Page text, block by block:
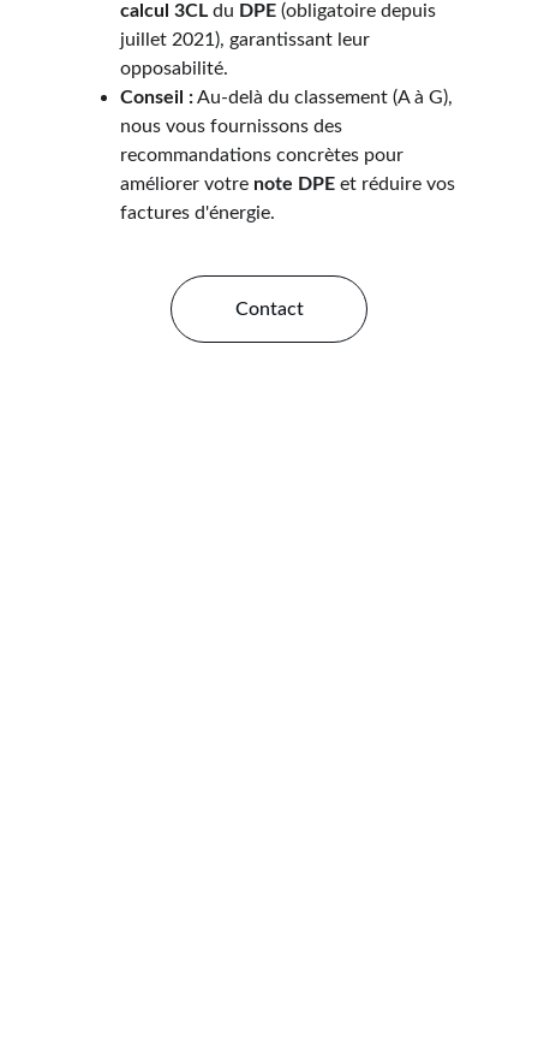
Contact
calcul 3CL du DPE (obligatoire depuis
juillet 2021), garantissant leur
opposabilité.
Conseil : Au-delà du classement (A à G),
nous vous fournissons des
recommandations concrètes pour
améliorer votre note DPE et réduire vos
factures d'énergie.